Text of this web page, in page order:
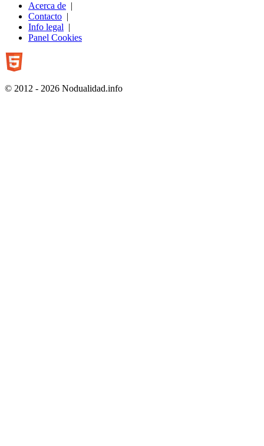
Acerca de |
Contacto |
Info legal |
Panel Cookies
© 2012 - 2026 Nodualidad.info